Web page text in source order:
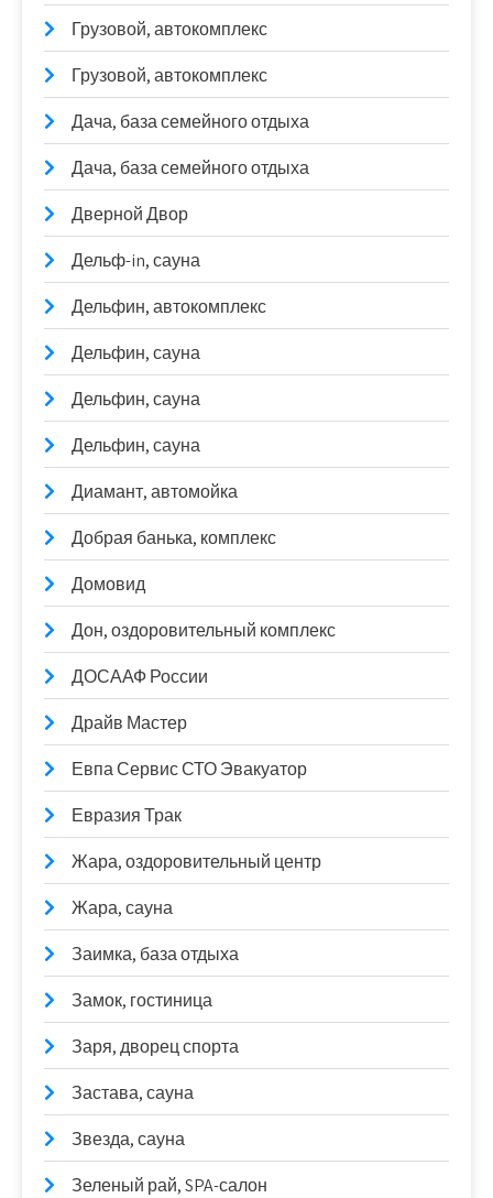
Грузовой, автокомплекс
Грузовой, автокомплекс
Дача, база семейного отдыха
Дача, база семейного отдыха
Дверной Двор
Дельф-in, сауна
Дельфин, автокомплекс
Дельфин, сауна
Дельфин, сауна
Дельфин, сауна
Диамант, автомойка
Добрая банька, комплекс
Домовид
Дон, оздоровительный комплекс
ДОСААФ России
Драйв Мастер
Евпа Сервис СТО Эвакуатор
Евразия Трак
Жара, оздоровительный центр
Жара, сауна
Заимка, база отдыха
Замок, гостиница
Заря, дворец спорта
Застава, сауна
Звезда, сауна
Зеленый рай, SPA-салон